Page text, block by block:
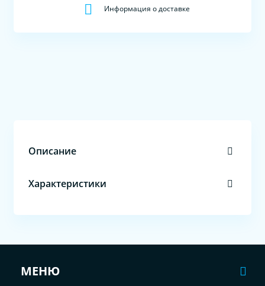
Информация о доставке
Описание
Характеристики
МЕНЮ